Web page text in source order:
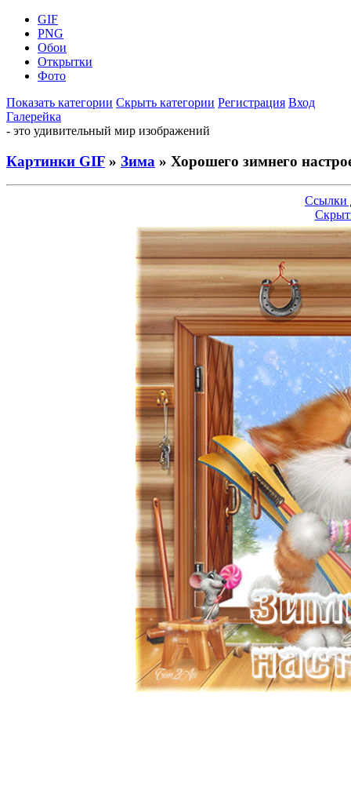
GIF
PNG
Обои
Открытки
Фото
Показать категории Скрыть категории Регистрация Вход
Галерейка
- это удивительный мир изображений
Картинки GIF » Зима » Хорошего зимнего
Ссылки